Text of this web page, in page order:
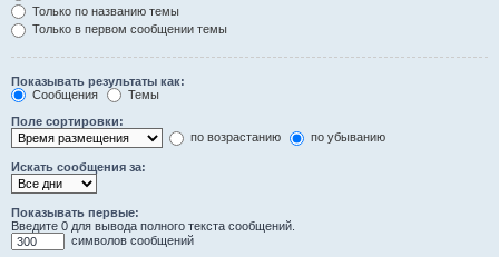
Только по названию темы
Только в первом сообщении темы
Показывать результаты как:
Сообщения
Темы
Поле сортировки:
по возрастанию
по убыванию
Искать сообщения за:
Показывать первые:
Введите 0 для вывода полного текста сообщений.
символов сообщений